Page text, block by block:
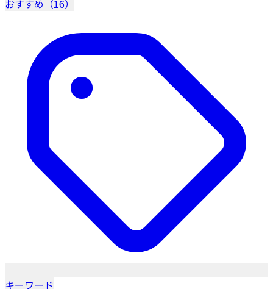
おすすめ（16）
キーワード